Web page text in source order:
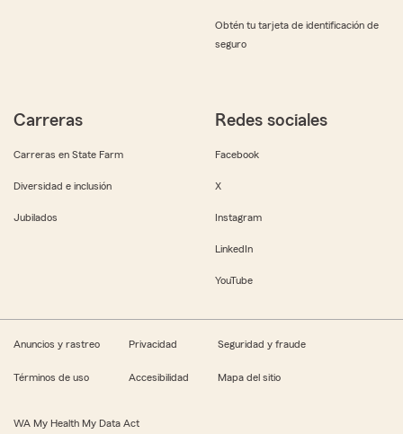
Obtén tu tarjeta de identificación de
seguro
Carreras
Carreras en State Farm
Diversidad e inclusión
Jubilados
Redes sociales
Facebook
X
Instagram
LinkedIn
YouTube
Anuncios y rastreo Privacidad Seguridad y fraude
Términos de uso Accesibilidad Mapa del sitio
WA My Health My Data Act